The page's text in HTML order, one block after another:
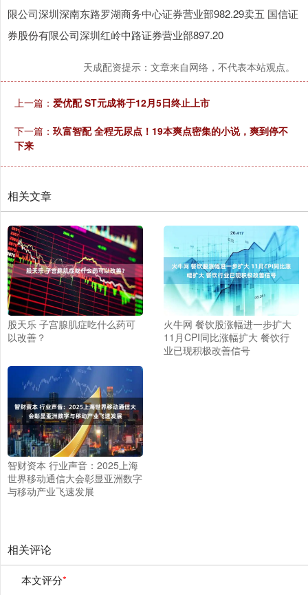
限公司深圳深南东路罗湖商务中心证券营业部982.29卖五 国信证
券股份有限公司深圳红岭中路证券营业部897.20
天成配资提示：文章来自网络，不代表本站观点。
上一篇： 爱优配 ST元成将于12月5日终止上市
下一篇： 玖富智配 全程无尿点！19本爽点密集的小说，爽到停不
下来
相关文章
股天乐 子宫腺肌症吃什么药可
以改善？
火牛网 餐饮股涨幅进一步扩大
11月CPI同比涨幅扩大 餐饮行
业已现积极改善信号
智财资本 行业声音：2025上海
世界移动通信大会彰显亚洲数字
与移动产业飞速发展
相关评论
本文评分*